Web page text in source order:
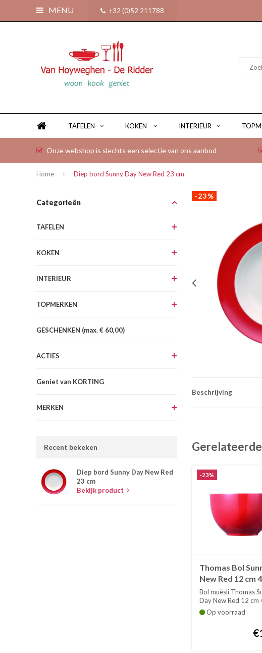
MENU +32 (0)52 211788
TAFELEN KOKEN INTERIEUR
Onze webshop is slechts een selectie van ons aanbod
Home Diep bord Sunny Day New Red 23 cm
Categorieën
TAFELEN
KOKEN
INTERIEUR
TOPMERKEN
GESCHENKEN (max. € 60,00)
ACTIES
Geniet van KORTING
MERKEN
Recent bekeken
Diep bord Sunny Day New Red
23 cm
Bekijk product
-23%
Beschrijving
-23%
Thomas Bol
New Red 12 cm
Bol muësli Thomas
Day New Red 12 cm
De reeks...
Op voorraad